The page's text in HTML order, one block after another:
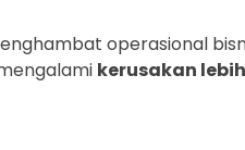
operasional
kerusakan